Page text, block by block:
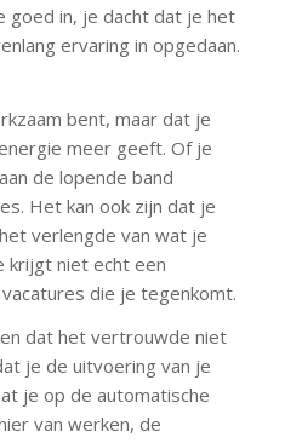
goed in, je dacht dat je het
ervaring in opgedaan.
bent, maar dat je
meer geeft. Of je
de lopende band
Het kan ook zijn dat je
verlengde van wat je
krijgt niet echt een
die je tegenkomt.
dat het vertrouwde niet
je de uitvoering van je
je op de automatische
van werken, de